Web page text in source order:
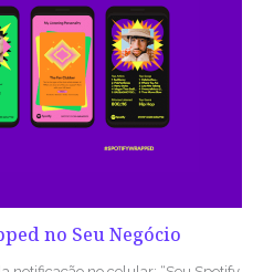
no Seu Negócio